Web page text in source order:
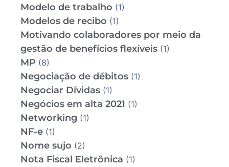
Modelo de trabalho (1)
Modelos de recibo (1)
Motivando colaboradores por meio da
gestão de benefícios flexíveis (1)
MP (8)
Negociação de débitos (1)
Negociar Dívidas (1)
Negócios em alta 2021 (1)
Networking (1)
NF-e (1)
Nome sujo (2)
Nota Fiscal Eletrônica (1)